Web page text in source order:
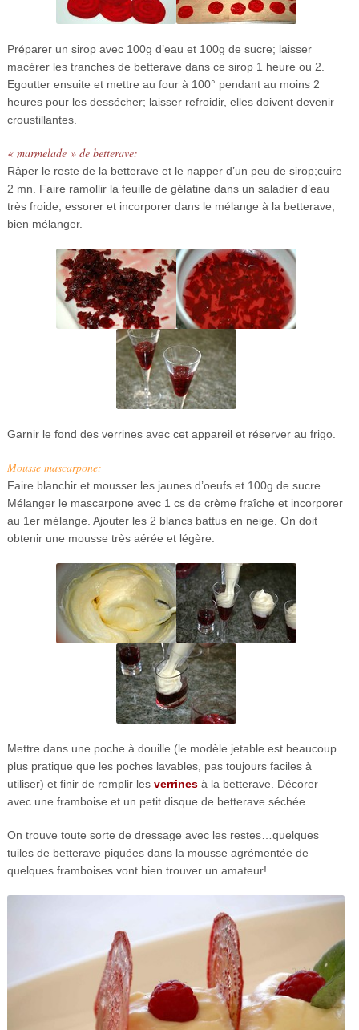
Préparer un sirop avec 100g d’eau et 100g de sucre; laisser
macérer les tranches de betterave dans ce sirop 1 heure ou 2.
Egoutter ensuite et mettre au four à 100° pendant au moins 2
heures pour les dessécher; laisser refroidir, elles doivent devenir
croustillantes.
« marmelade » de betterave:
Râper le reste de la betterave et le napper d’un peu de sirop;cuire
2 mn. Faire ramollir la feuille de gélatine dans un saladier d’eau
très froide, essorer et incorporer dans le mélange à la betterave;
bien mélanger.
Garnir le fond des verrines avec cet appareil et réserver au frigo.
Mousse mascarpone:
Faire blanchir et mousser les jaunes d’oeufs et 100g de sucre.
Mélanger le mascarpone avec 1 cs de crème fraîche et incorporer
au 1er mélange. Ajouter les 2 blancs battus en neige. On doit
obtenir une mousse très aérée et légère.
Mettre dans une poche à douille (le modèle jetable est beaucoup
plus pratique que les poches lavables, pas toujours faciles à
utiliser) et finir de remplir les verrinesà la betterave. Décorer
avec une framboise et un petit disque de betterave séchée.
On trouve toute sorte de dressage avec les restes…quelques
tuiles de betterave piquées dans la mousse agrémentée de
quelques framboises vont bien trouver un amateur!